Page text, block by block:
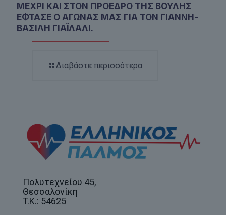
ΜΕΧΡΙ ΚΑΙ ΣΤΟΝ ΠΡΟΕΔΡΟ ΤΗΣ ΒΟΥΛΗΣ
ΕΦΤΑΣΕ Ο ΑΓΩΝΑΣ ΜΑΣ ΓΙΑ ΤΟΝ ΓΙΑΝΝΗ-
ΒΑΣΙΛΗ ΓΙΑΪΛΑΛΙ.
Διαβάστε περισσότερα
Πολυτεχνείου 45,
Θεσσαλονίκη
T.K.: 54625